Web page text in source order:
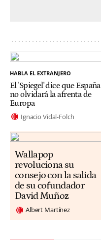
HABLA EL EXTRANJERO
El 'Spiegel' dice que España
no olvidará la afrenta de
Europa
Ignacio Vidal-Folch
Wallapop
revoluciona su
consejo con la salida
de su cofundador
David Muñoz
Albert Martínez